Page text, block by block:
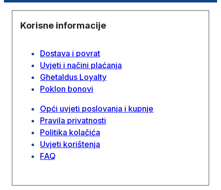
Korisne informacije
Dostava i povrat
Uvjeti i načini plaćanja
Ghetaldus Loyalty
Poklon bonovi
Opći uvjeti poslovanja i kupnje
Pravila privatnosti
Politika kolačića
Uvjeti korištenja
FAQ